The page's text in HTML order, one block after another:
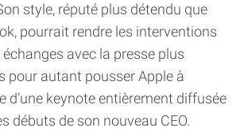
style, réputé plus détendu que
pourrait rendre les interventions
avec la presse plus
pour autant pousser Apple à
d’une keynote entièrement diffusée
débuts de son nouveau CEO.